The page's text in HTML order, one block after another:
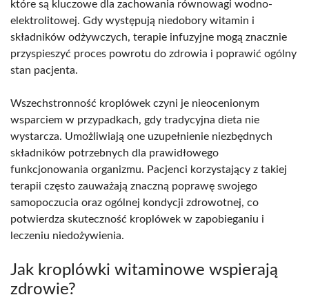
które są kluczowe dla zachowania równowagi wodno-
elektrolitowej. Gdy występują niedobory witamin i
składników odżywczych, terapie infuzyjne mogą znacznie
przyspieszyć proces powrotu do zdrowia i poprawić ogólny
stan pacjenta.
Wszechstronność kroplówek czyni je nieocenionym
wsparciem w przypadkach, gdy tradycyjna dieta nie
wystarcza. Umożliwiają one uzupełnienie niezbędnych
składników potrzebnych dla prawidłowego
funkcjonowania organizmu. Pacjenci korzystający z takiej
terapii często zauważają znaczną poprawę swojego
samopoczucia oraz ogólnej kondycji zdrowotnej, co
potwierdza skuteczność kroplówek w zapobieganiu i
leczeniu niedożywienia.
Jak kroplówki witaminowe wspierają
zdrowie?